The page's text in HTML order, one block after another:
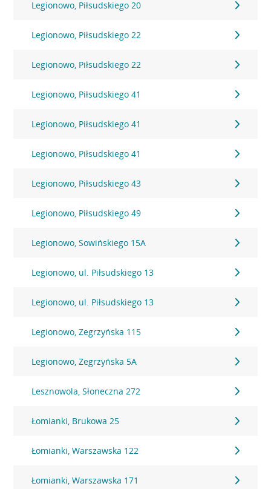
Legionowo, Piłsudskiego 20
Legionowo, Piłsudskiego 22
Legionowo, Piłsudskiego 22
Legionowo, Piłsudskiego 41
Legionowo, Piłsudskiego 41
Legionowo, Piłsudskiego 41
Legionowo, Piłsudskiego 43
Legionowo, Piłsudskiego 49
Legionowo, Sowińskiego 15A
Legionowo, ul. Piłsudskiego 13
Legionowo, ul. Piłsudskiego 13
Legionowo, Zegrzyńska 115
Legionowo, Zegrzyńska 5A
Lesznowola, Słoneczna 272
Łomianki, Brukowa 25
Łomianki, Warszawska 122
Łomianki, Warszawska 171